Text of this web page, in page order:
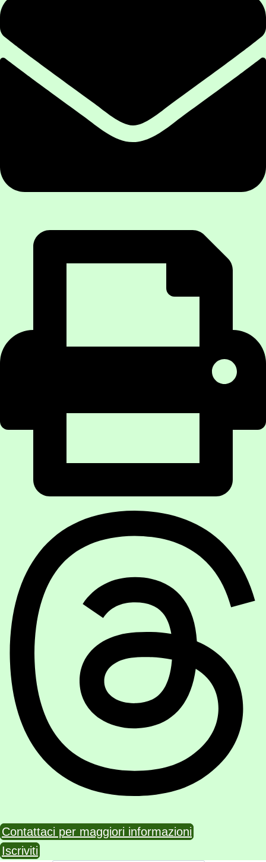
Contattaci per maggiori informazioni
Iscriviti